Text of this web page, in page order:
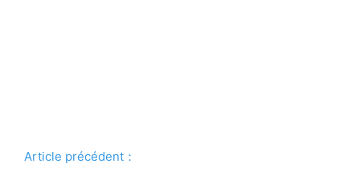
Article précédent：